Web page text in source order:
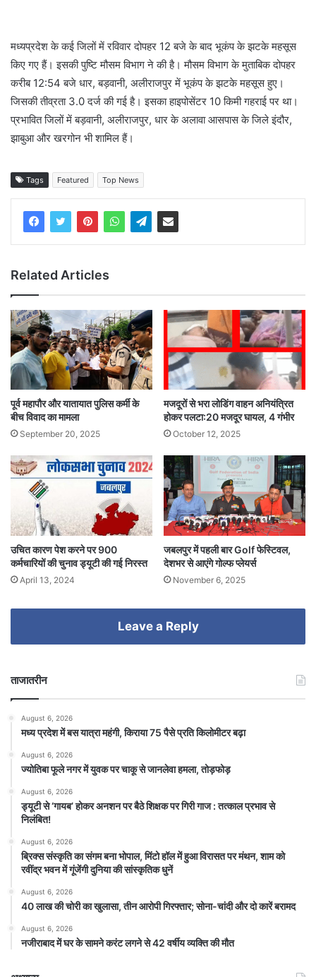
मध्यप्रदेश के कई जिलों में रविवार दोपहर 12 बजे के बाद भूकंप के झटके महसूस
किए गए हैं। इसकी पुष्टि मौसम विभाग ने की है। मौसम विभाग के मुताबिक दोपहर
करीब 12:54 बजे धार, बड़वानी, अलीराजपुर में भूकंप के झटके महसूस हुए।
जिसकी तीव्रता 3.0 दर्ज की गई है। इसका हाइपोसेंटर 10 किमी गहराई पर था।
प्रभावित जिलों में बड़वानी, अलीराजपुर, धार के अलावा आसपास के जिले इंदौर,
झाबुआ और खरगोन भी शामिल हैं।
Tags Featured Top News
Related Articles
पूर्व महापौर और यातायात पुलिस कर्मी के
बीच विवाद का मामला
September 20, 2025
मजदूरों से भरा लोडिंग वाहन अनियंत्रित
होकर पलटा:20 मजदूर घायल, 4 गंभीर
October 12, 2025
उचित कारण पेश करने पर 900
कर्मचारियों की चुनाव ड्यूटी की गई निरस्त
April 13, 2024
जबलपुर में पहली बार Golf फेस्टिवल,
देशभर से आएंगे गोल्फ प्लेयर्स
November 6, 2025
Leave a Reply
ताजातरीन
August 6, 2026
मध्य प्रदेश में बस यात्रा महंगी, किराया 75 पैसे प्रति किलोमीटर बढ़ा
August 6, 2026
ज्योतिबा फूले नगर में युवक पर चाकू से जानलेवा हमला, तोड़फोड़
August 6, 2026
ड्यूटी से ‘गायब’ होकर अनशन पर बैठे शिक्षक पर गिरी गाज : तत्काल प्रभाव से
निलंबित!
August 6, 2026
ब्रिक्स संस्कृति का संगम बना भोपाल, मिंटो हॉल में हुआ विरासत पर मंथन, शाम को
रवींद्र भवन में गूंजेंगी दुनिया की सांस्कृतिक धुनें
August 6, 2026
40 लाख की चोरी का खुलासा, तीन आरोपी गिरफ्तार; सोना-चांदी और दो कारें बरामद
August 6, 2026
नजीराबाद में घर के सामने करंट लगने से 42 वर्षीय व्यक्ति की मौत